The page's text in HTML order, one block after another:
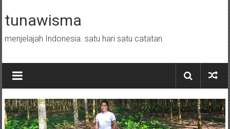
tunawisma
menjelajah Indonesia. satu hari satu catatan.